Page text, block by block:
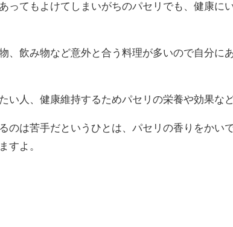
ってもよけてしまいがちのパセリでも、健康に
、飲み物など意外と合う料理が多いので自分に
い人、健康維持するためパセリの栄養や効果な
のは苦手だというひとは、パセリの香りをかい
すよ。